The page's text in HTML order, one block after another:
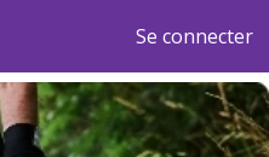
Se connecter